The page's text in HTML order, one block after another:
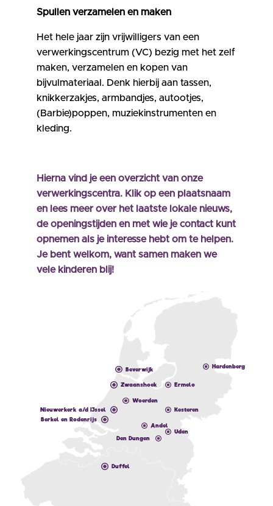
Spullen verzamelen en maken
Het hele jaar zijn vrijwilligers van een
verwerkingscentrum (VC) bezig met het zelf
maken, verzamelen en kopen van
bijvulmateriaal. Denk hierbij aan tassen,
knikkerzakjes, armbandjes, autootjes,
(Barbie)poppen, muziekinstrumenten en
kleding.
Hierna vind je een overzicht van onze
verwerkingscentra. Klik op een plaatsnaam
en lees meer over het laatste lokale nieuws,
de openingstijden en met wie je contact kunt
opnemen als je interesse hebt om te helpen.
Je bent welkom, want samen maken we
vele kinderen blij!
Duffel
Andel
Zwaanshoek
Berkel en Rodenrijs
Beverwijk
Den Dungen
Ermelo
Hardenberg
Uden
Woerden
Nieuwerkerk a/d IJssel
Kesteren